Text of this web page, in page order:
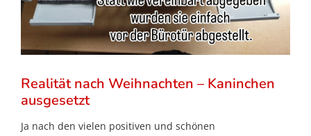
Realität nach Weihnachten – Kaninchen
ausgesetzt
Ja nach den vielen positiven und schönen